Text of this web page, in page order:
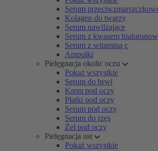
Serum
Kolagen do twarzy
Serum nawilżające
Serum z kwasem
Serum z witaminą c
Ampułki
Pielęgnacja okolic oczu
Pokaż wszystkie
Serum do brwi
Krem pod oczy
Płatki pod oczy
Serum pod oczy
Serum do rzęs
Żel pod oczy
Pielęgnacja ust
Pokaż wszystkie